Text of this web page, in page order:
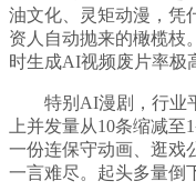
油文化、灵矩动漫，凭
资人自动抛来的橄榄枝
时生成AI视频废片率极
特别AI漫剧，行业平
上并发量从10条缩减
一份连保守动画、逛戏
一言难尽。起头多量倒